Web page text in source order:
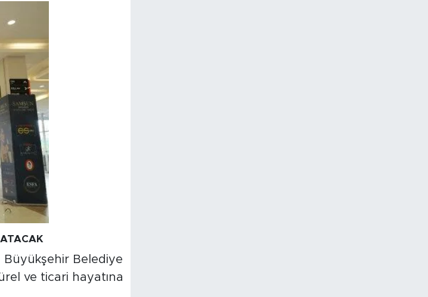
Büyükşehir Belediye
ve ticari hayatına